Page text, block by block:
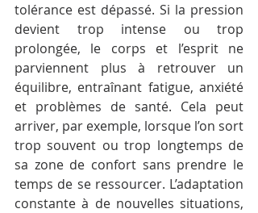
tolérance est dépassé. Si la pression
devient trop intense ou trop
prolongée, le corps et l’esprit ne
parviennent plus à retrouver un
équilibre, entraînant fatigue, anxiété
et problèmes de santé. Cela peut
arriver, par exemple, lorsque l’on sort
trop souvent ou trop longtemps de
sa zone de confort sans prendre le
temps de se ressourcer. L’adaptation
constante à de nouvelles situations,